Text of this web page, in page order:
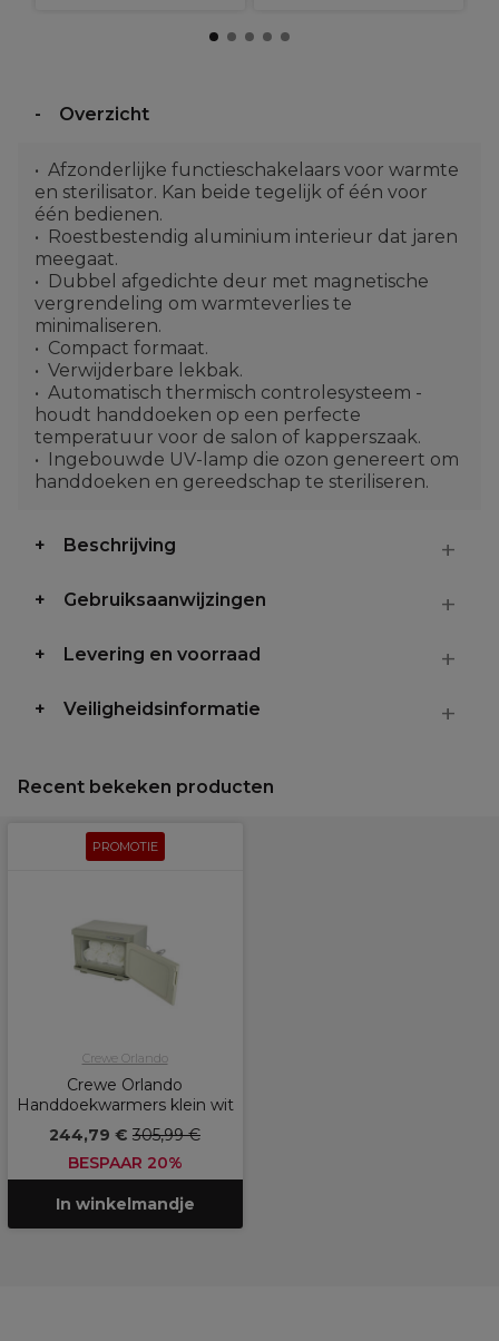
Overzicht
Afzonderlijke functieschakelaars voor warmte
en sterilisator. Kan beide tegelijk of één voor
één bedienen.
Roestbestendig aluminium interieur dat jaren
meegaat.
Dubbel afgedichte deur met magnetische
vergrendeling om warmteverlies te
minimaliseren.
Compact formaat.
Verwijderbare lekbak.
Automatisch thermisch controlesysteem -
houdt handdoeken op een perfecte
temperatuur voor de salon of kapperszaak.
Ingebouwde UV-lamp die ozon genereert om
handdoeken en gereedschap te steriliseren.
Beschrijving
Gebruiksaanwijzingen
Levering en voorraad
Veiligheidsinformatie
Recent bekeken producten
PROMOTIE
Crewe Orlando
Crewe Orlando
Handdoekwarmers klein wit
244,79 € 305,99 €
BESPAAR 20%
In winkelmandje